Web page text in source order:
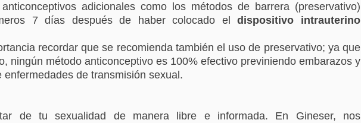
adicionales como los métodos de barrera (preservativo)
7 días después de haber colocado el dispositivo intrauterino
recordar que se recomienda también el uso de preservativo; ya que
ningún método anticonceptivo es 100% efectivo previniendo embarazos y
enfermedades de transmisión sexual.
de tu sexualidad de manera libre e informada. En Gineser, nos